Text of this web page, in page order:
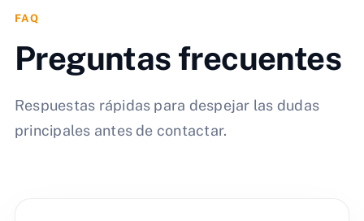
FAQ
Preguntas frecuentes
Respuestas rápidas para despejar las dudas
principales antes de contactar.